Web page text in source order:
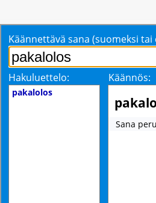
Käännettävä sana (suomeksi tai
Hakuluettelo: Käännös:
pakalolos
Sana